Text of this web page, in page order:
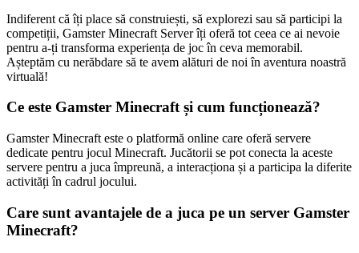
Indiferent că îți place să construiești, să explorezi sau să participi la
competiții, Gamster Minecraft Server îți oferă tot ceea ce ai nevoie
pentru a-ți transforma experiența de joc în ceva memorabil.
Așteptăm cu nerăbdare să te avem alături de noi în aventura noastră
virtuală!
Ce este Gamster Minecraft și cum funcționează?
Gamster Minecraft este o platformă online care oferă servere
dedicate pentru jocul Minecraft. Jucătorii se pot conecta la aceste
servere pentru a juca împreună, a interacționa și a participa la diferite
activități în cadrul jocului.
Care sunt avantajele de a juca pe un server Gamster
Minecraft?